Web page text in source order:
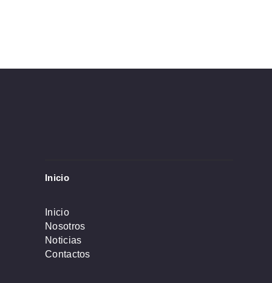
Inicio
Inicio
Nosotros
Noticias
Contactos